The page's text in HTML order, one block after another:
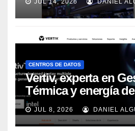
CENTROS DE DATOS
Vertiv, experta en
Térmica y energía
Datos, sigue su
imparable
JUL 8, 2026 DANIEL